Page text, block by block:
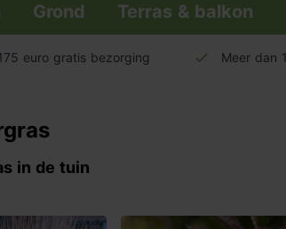
Grond Terras & balkon
euro gratis bezorging Meer dan
in de tuin